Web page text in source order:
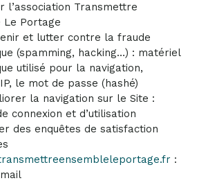
l’association Transmettre
Le Portage
et lutter contre la fraude
(spamming, hacking…) : matériel
utilisé pour la navigation,
le mot de passe (hashé)
la navigation sur le Site :
connexion et d’utilisation
des enquêtes de satisfaction
: